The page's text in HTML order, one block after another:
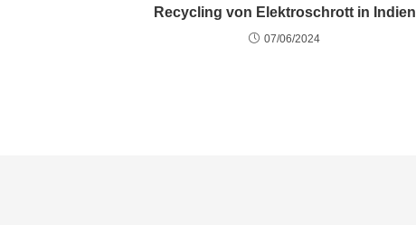
Recycling von Elektroschrott in Indien
07/06/2024